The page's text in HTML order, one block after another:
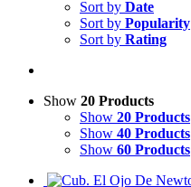
Sort by Date
Sort by Popularity
Sort by Rating
Show 20 Products
Show 20 Products
Show 40 Products
Show 60 Products